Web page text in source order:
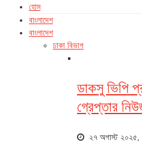
হোম
বাংলাদেশ
বাংলাদেশ
ঢাকা বিভাগ
ডাকসু ভিপি
গ্রেপ্তার
২৭ অগাস্ট ২০২৫,